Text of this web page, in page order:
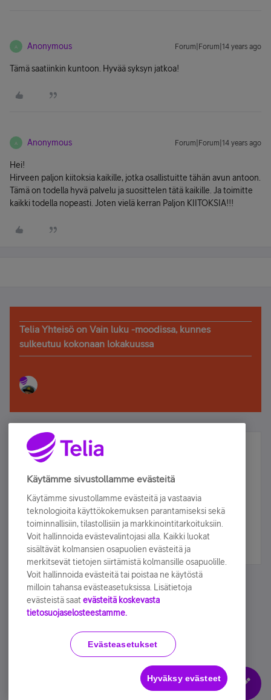
A Anonymous Forum|Forum|14 years ago
Tämä saatiinkin kuntoon. Hyvää syksyn jatkoa!
A Anonymous Forum|Forum|14 years ago
Hei!
Hirveen paljon kiitoksia kaikille, jotka osallistuitte tähän avun antoon.
Tämä on todella hyvä palvelu ja suosittelen tätä kaikille. Ja toimitte
kaikki todella nopeasti. Joten vielä kerran Paljon KIITOKSIA!!!
Telia Yhteisö on Vain luku -moodissa, kunnes
sulkeutuu kokonaan lokakuussa
Älä jää paitsi – osallistu ja voita!
Tilaa Telian uutiskirje ja olet mukana arvonnassa.
sähköpostiisi.
Tilaa nyt
Käyttöehdot Accessibility statement
Evästeasetukset
Käytämme sivustollamme evästeitä
Käytämme sivustollamme evästeitä ja vastaavia
teknologioita käyttökokemuksen parantamiseksi sekä
toiminnallisiin, tilastollisiin ja markkinointitarkoituksiin.
Voit hallinnoida evästevalintojasi alla. Kaikki luokat
sisältävät kolmansien osapuolien evästeitä ja
merkitsevät tietojen siirtämistä kolmansille osapuolille.
Voit hallinnoida evästeitä tai poistaa ne käytöstä
milloin tahansa evästeasetuksissa. Lisätietoja
evästeistä saat evästeitä koskevasta
tietosuojaselosteestamme.
Evästeasetukset
Hyväksy evästeet